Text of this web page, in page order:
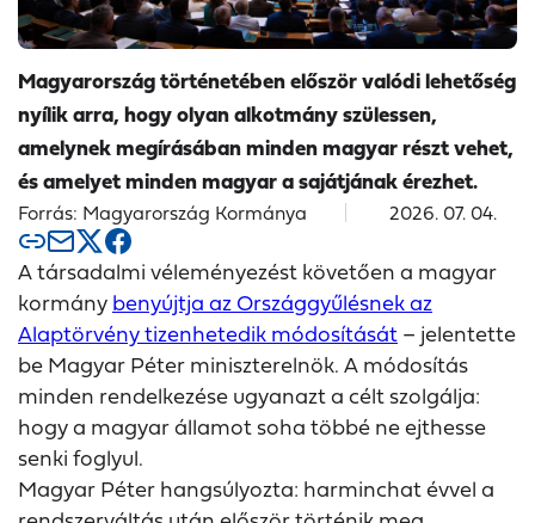
Magyarország történetében először valódi lehetőség
nyílik arra, hogy olyan alkotmány szülessen,
amelynek megírásában minden magyar részt vehet,
és amelyet minden magyar a sajátjának érezhet.
Forrás: Magyarország Kormánya 2026. 07. 04.
A társadalmi véleményezést követően a magyar
kormánybenyújtja az Országgyűlésnek az
Alaptörvény tizenhetedik módosítását– jelentette
be Magyar Péter miniszterelnök. A módosítás
minden rendelkezése ugyanazt a célt szolgálja:
hogy a magyar államot soha többé ne ejthesse
senki foglyul.
Magyar Péter hangsúlyozta: harminchat évvel a